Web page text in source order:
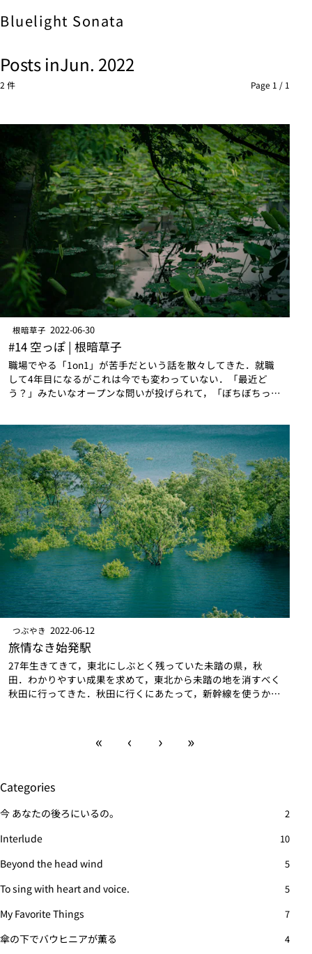
Bluelight Sonata
Posts inJun. 2022
2 件 Page 1 / 1
根暗草子 2022-06-30
#14 空っぽ | 根暗草子
職場でやる「1on1」が苦手だという話を散々してきた．就職
して4年目になるがこれは今でも変わっていない．「最近ど
う？」みたいなオープンな問いが投げられて，「ぼちぼちっす
つぶやき 2022-06-12
旅情なき始発駅
27年生きてきて，東北にしぶとく残っていた未踏の県，秋
田．わかりやすい成果を求めて，東北から未踏の地を消すべく
秋田に行ってきた．秋田に行くにあたって，新幹線を使うか飛
« ‹ › »
Categories
今 あなたの後ろにいるの。 2
Interlude 10
Beyond the head wind 5
To sing with heart and voice. 5
My Favorite Things 7
傘の下でバウヒニアが薫る 4